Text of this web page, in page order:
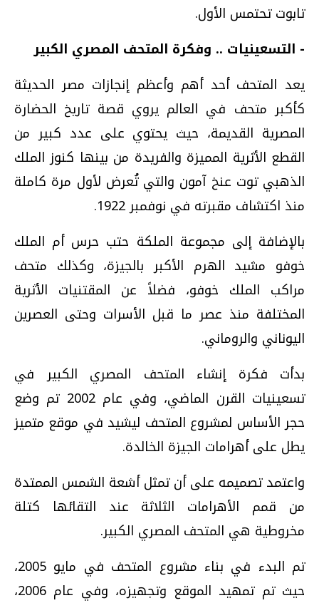
تابوت تحتمس الأول.
- التسعينيات .. وفكرة المتحف المصري الكبير
يعد المتحف أحد أهم وأعظم إنجازات مصر الحديثة
كأكبر متحف في العالم يروي قصة تاريخ الحضارة
المصرية القديمة، حيث يحتوي على عدد كبير من
القطع الأثرية المميزة والفريدة من بينها كنوز الملك
الذهبي توت عنخ آمون والتي تُعرض لأول مرة كاملة
منذ اكتشاف مقبرته في نوفمبر 1922.
بالإضافة إلى مجموعة الملكة حتب حرس أم الملك
خوفو مشيد الهرم الأكبر بالجيزة، وكذلك متحف
مراكب الملك خوفو، فضلاً عن المقتنيات الأثرية
المختلفة منذ عصر ما قبل الأسرات وحتى العصرين
اليوناني والروماني.
بدأت فكرة إنشاء المتحف المصري الكبير في
تسعينيات القرن الماضي، وفي عام 2002 تم وضع
حجر الأساس لمشروع المتحف ليشيد في موقع متميز
يطل على أهرامات الجيزة الخالدة.
واعتمد تصميمه على أن تمثل أشعة الشمس الممتدة
من قمم الأهرامات الثلاثة عند التقائها كتلة
مخروطية هي المتحف المصري الكبير.
تم البدء في بناء مشروع المتحف في مايو 2005،
حيث تم تمهيد الموقع وتجهيزه، وفي عام 2006،